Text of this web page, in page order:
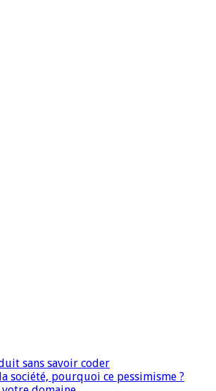
sans savoir coder
société, pourquoi ce pessimisme ?